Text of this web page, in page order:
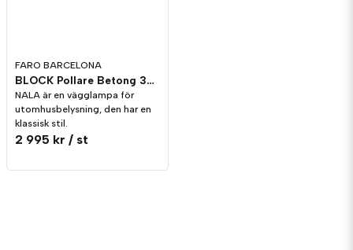
FARO BARCELONA
BLOCK Pollare Betong 350mm IP65
NALA är en vägglampa för
utomhusbelysning, den har en
klassisk stil.
2 995 kr / st